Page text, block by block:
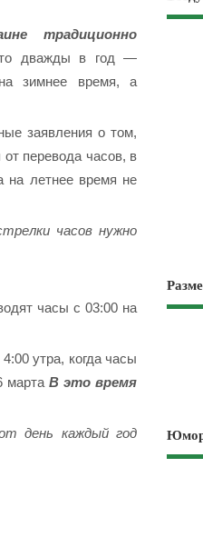
традиционно
дважды в год —
зимнее время, а
заявления о том,
от перевода часов, в
на летнее время не
часов нужно
часы с 03:00 на
утра, когда часы
мартаВ это время
день каждый год